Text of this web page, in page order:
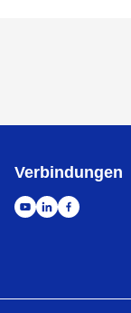
Verbindungen